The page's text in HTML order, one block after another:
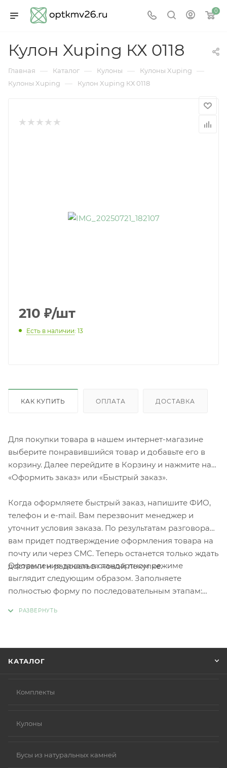
0
Кулон Xuping КХ 0118
Главная — Каталог — Кулоны — Кулоны Xuping —
Кулоны Xuping — Кулон Xuping КХ 0118
210 ₽/шт
Есть в наличии: 13
КАК КУПИТЬ ОПЛАТА ДОСТАВКА
Для покупки товара в нашем интернет-магазине
выберите понравившийся товар и добавьте его в
корзину. Далее перейдите в Корзину и нажмите на
«Оформить заказ» или «Быстрый заказ».
Когда оформляете быстрый заказ, напишите ФИО,
телефон и e-mail. Вам перезвонит менеджер и
уточнит условия заказа. По результатам разговора
вам придет подтверждение оформления товара на
почту или через СМС. Теперь останется только ждать
доставки и радоваться новой покупке.
Оформление заказа в стандартном режиме
выглядит следующим образом. Заполняете
полностью форму по последовательным этапам:
КАТАЛОГ
Комплекты
Кулоны
Бусы из натуральных камней